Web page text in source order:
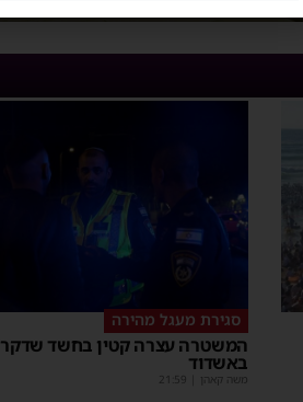
סגירת מעגל מהירה
המשטרה עצרה קטין בחשד שדקר
באשדוד
משה קאהן 21:59